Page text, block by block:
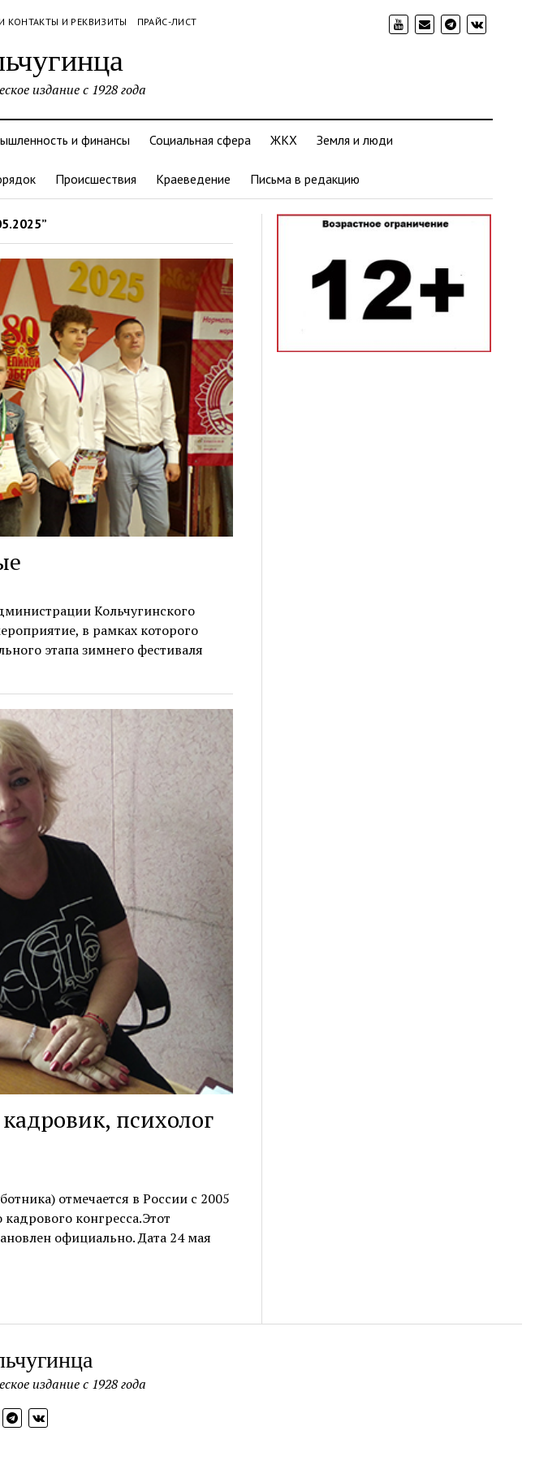
КОНТАКТЫ И РЕКВИЗИТЫ ПРАЙС-ЛИСТ
издание с 1928 года
и финансы Социальная сфера ЖКХ Земля и люди
Происшествия Краеведение Письма в редакцию
Кольчугинского
в рамках которого
этапа зимнего фестиваля
психолог
отмечается в России с 2005
конгресса.Этот
официально. Дата 24 мая
издание с 1928 года